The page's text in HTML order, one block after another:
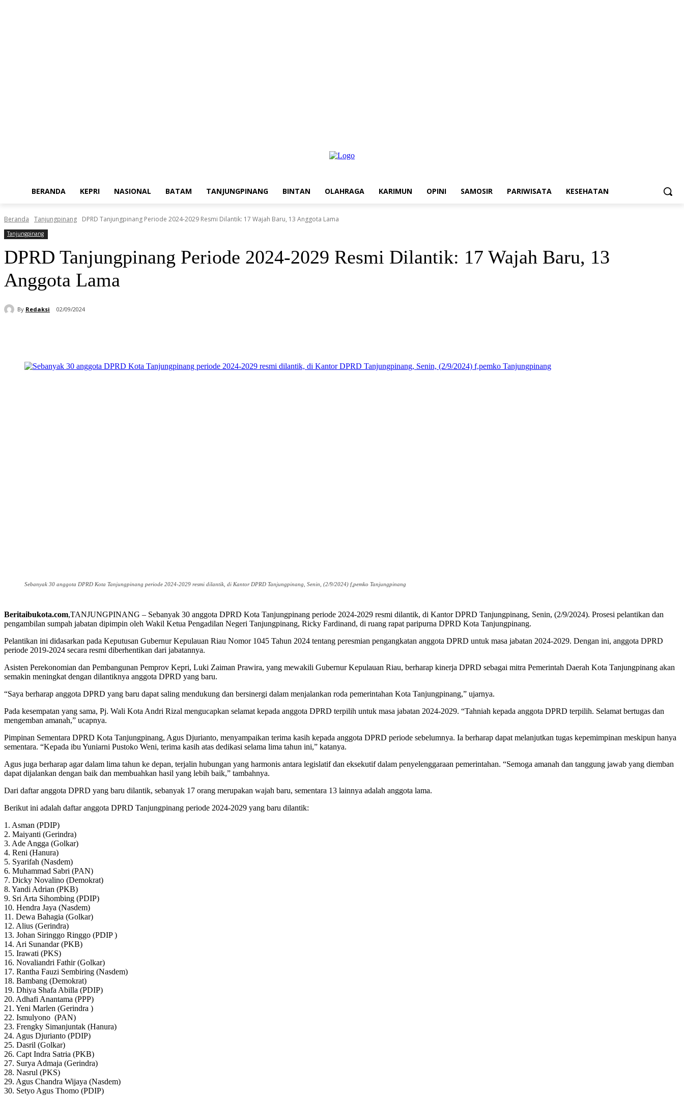
BERANDA KEPRI NASIONAL BATAM TANJUNGPINANG BINTAN OLAHRAGA KARIMUN OPINI SAMOSIR PARIWISATA KESEHATAN
Beranda Tanjungpinang DPRD Tanjungpinang Periode 2024-2029 Resmi Dilantik: 17 Wajah Baru, 13 Anggota Lama
Tanjungpinang
DPRD Tanjungpinang Periode 2024-2029 Resmi Dilantik: 17 Wajah Baru, 13
Anggota Lama
By Redaksi 02/09/2024
Sebanyak 30 anggota DPRD Kota Tanjungpinang periode 2024-2029 resmi dilantik, di Kantor DPRD Tanjungpinang, Senin, (2/9/2024) f,pemko Tanjungpinang
Beritaibukota.com,TANJUNGPINANG – Sebanyak 30 anggota DPRD Kota Tanjungpinang periode 2024-2029 resmi dilantik, di Kantor DPRD Tanjungpinang, Senin, (2/9/2024). Prosesi pelantikan dan
pengambilan sumpah jabatan dipimpin oleh Wakil Ketua Pengadilan Negeri Tanjungpinang, Ricky Fardinand, di ruang rapat paripurna DPRD Kota Tanjungpinang.
Pelantikan ini didasarkan pada Keputusan Gubernur Kepulauan Riau Nomor 1045 Tahun 2024 tentang peresmian pengangkatan anggota DPRD untuk masa jabatan 2024-2029. Dengan ini, anggota DPRD
periode 2019-2024 secara resmi diberhentikan dari jabatannya.
Asisten Perekonomian dan Pembangunan Pemprov Kepri, Luki Zaiman Prawira, yang mewakili Gubernur Kepulauan Riau, berharap kinerja DPRD sebagai mitra Pemerintah Daerah Kota Tanjungpinang akan
semakin meningkat dengan dilantiknya anggota DPRD yang baru.
“Saya berharap anggota DPRD yang baru dapat saling mendukung dan bersinergi dalam menjalankan roda pemerintahan Kota Tanjungpinang,” ujarnya.
Pada kesempatan yang sama, Pj. Wali Kota Andri Rizal mengucapkan selamat kepada anggota DPRD terpilih untuk masa jabatan 2024-2029. “Tahniah kepada anggota DPRD terpilih. Selamat bertugas dan
mengemban amanah,” ucapnya.
Pimpinan Sementara DPRD Kota Tanjungpinang, Agus Djurianto, menyampaikan terima kasih kepada anggota DPRD periode sebelumnya. Ia berharap dapat melanjutkan tugas kepemimpinan meskipun hanya
sementara. “Kepada ibu Yuniarni Pustoko Weni, terima kasih atas dedikasi selama lima tahun ini,” katanya.
Agus juga berharap agar dalam lima tahun ke depan, terjalin hubungan yang harmonis antara legislatif dan eksekutif dalam penyelenggaraan pemerintahan. “Semoga amanah dan tanggung jawab yang diemban
dapat dijalankan dengan baik dan membuahkan hasil yang lebih baik,” tambahnya.
Dari daftar anggota DPRD yang baru dilantik, sebanyak 17 orang merupakan wajah baru, sementara 13 lainnya adalah anggota lama.
Berikut ini adalah daftar anggota DPRD Tanjungpinang periode 2024-2029 yang baru dilantik:
1. Asman (PDIP)
2. Maiyanti (Gerindra)
3. Ade Angga (Golkar)
4. Reni (Hanura)
5. Syarifah (Nasdem)
6. Muhammad Sabri (PAN)
7. Dicky Novalino (Demokrat)
8. Yandi Adrian (PKB)
9. Sri Arta Sihombing (PDIP)
10. Hendra Jaya (Nasdem)
11. Dewa Bahagia (Golkar)
12. Alius (Gerindra)
13. Johan Siringgo Ringgo (PDIP )
14. Ari Sunandar (PKB)
15. Irawati (PKS)
16. Novaliandri Fathir (Golkar)
17. Rantha Fauzi Sembiring (Nasdem)
18. Bambang (Demokrat)
19. Dhiya Shafa Abilla (PDIP)
20. Adhafi Anantama (PPP)
21. Yeni Marlen (Gerindra )
22. Ismulyono (PAN)
23. Frengky Simanjuntak (Hanura)
24. Agus Djurianto (PDIP)
25. Dasril (Golkar)
26. Capt Indra Satria (PKB)
27. Surya Admaja (Gerindra)
28. Nasrul (PKS)
29. Agus Chandra Wijaya (Nasdem)
30. Setyo Agus Thomo (PDIP)